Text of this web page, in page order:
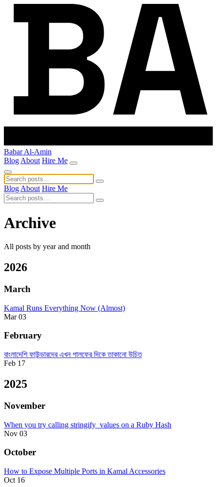
Babar Al-Amin
Blog About Hire Me
Blog About Hire Me
Archive
All posts by year and month
2026
March
Kamal Runs Everything Now (Almost)
Mar 03
February
বাংলাদেশি ফাউন্ডারদের এখন গালফের দিকে তাকানো উচিত
Feb 17
2025
November
When you try calling stringify_values on a Ruby Hash
Nov 03
October
How to Expose Multiple Ports in Kamal Accessories
Oct 16